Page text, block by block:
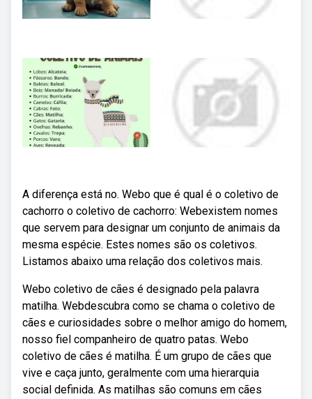
A diferença está no. Webo que é qual é o coletivo de
cachorro o coletivo de cachorro: Webexistem nomes
que servem para designar um conjunto de animais da
mesma espécie. Estes nomes são os coletivos.
Listamos abaixo uma relação dos coletivos mais.
Webo coletivo de cães é designado pela palavra
matilha. Webdescubra como se chama o coletivo de
cães e curiosidades sobre o melhor amigo do homem,
nosso fiel companheiro de quatro patas. Webo
coletivo de cães é matilha. É um grupo de cães que
vive e caça junto, geralmente com uma hierarquia
social definida. As matilhas são comuns em cães